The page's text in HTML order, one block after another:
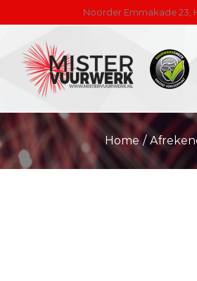
content
Noorder Emmakade 23,
Home /